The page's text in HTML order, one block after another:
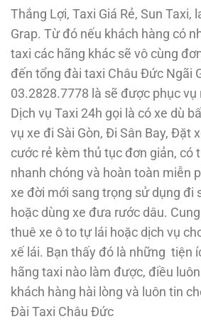
Thắng Lợi, Taxi Giá Rẻ, Sun Taxi,
Grap. Từ đó nếu khách hàng có
taxi các hãng khác sẽ vô cùng
đến tổng đài taxi Châu Đức Ngãi
03.2828.7778 là sẽ được phục vụ
Dịch vụ Taxi 24h gọi là có xe dù
vụ xe đi Sài Gòn, Đi Sân Bay, Đặt
cước rẻ kèm thủ tục đơn giản, có
nhanh chóng và hoàn toàn miễn
xe đời mới sang trọng sử dụng đi
hoặc dùng xe đưa rước dâu.
thuê xe ô to tự lái hoặc dịch vụ
xế lái. Bạn thấy đó là những tiện
hãng taxi nào làm được, điều
khách hàng hài lòng và luôn tin
Đài Taxi Châu Đức